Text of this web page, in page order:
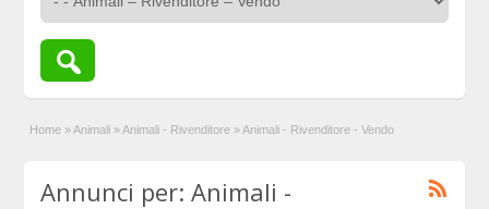
Home » Animali » Animali - Rivenditore » Animali - Rivenditore - Vendo
Annunci per: Animali -